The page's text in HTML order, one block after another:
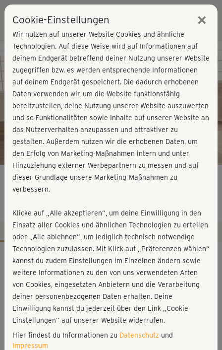
Play
Video
Kursvorschau - Jetzt mitmachen!
Faszien Pilates - Beschwingt in den Tag
Workout-Facts
mittelschwer
25 Min
91 kcal
Anette Alvaredo
Matte; ggf. kleine Wasserflasche & Handtuch
Cookie-Einstellungen ×
Wir nutzen auf unserer Website Cookies und ähnliche
Technologien. Auf diese Weise wird auf Informationen auf
deinem Endgerät betreffend deiner Nutzung unserer Website
zugegriffen bzw. es werden entsprechende Informationen
auf deinem Endgerät gespeichert. Die dadurch erhobenen
Daten verwenden wir, um die Website funktionsfähig
bereitzustellen, deine Nutzung unserer Website auszuwerten
und so Funktionalitäten sowie Inhalte auf unserer Website an
das Nutzerverhalten anzupassen und attraktiver zu
gestalten. Außerdem nutzen wir die erhobenen Daten, um
den Erfolg von Marketing-Maßnahmen intern und unter
Hinzuziehung externer Werbepartnern zu messen und auf
dieser Grundlage unsere Marketing-Maßnahmen zu
verbessern.
Klicke auf „Alle akzeptieren“, um deine Einwilligung in den
Einsatz aller Cookies und ähnlichen Technologien zu erteilen
oder „Alle ablehnen“, um lediglich technisch notwendige
Technologien zuzulassen. Mit Klick auf „Präferenzen wählen“
kannst du zudem Einstellungen im Einzelnen ändern sowie
weitere Informationen zu den von uns verwendeten Arten
von Cookies, eingesetzten Anbietern und die Verarbeitung
deiner personenbezogenen Daten erhalten. Deine
Einwilligung kannst du jederzeit über den Link „Cookie-
Einstellungen“ auf unserer Website widerrufen.
Hier findest du Informationen zu Datenschutz und
Impressum